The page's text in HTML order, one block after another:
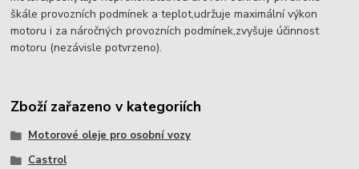
škále provozních podmínek a teplot,udržuje maximální výkon
motoru i za náročných provozních podmínek,zvyšuje účinnost
motoru (nezávisle potvrzeno).
Zboží zařazeno v kategoriích
Motorové oleje pro osobní vozy
Castrol